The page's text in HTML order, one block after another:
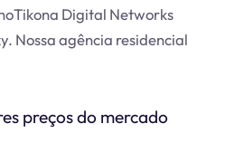
Digital Networks
Nossa agência residencial
preços do mercado